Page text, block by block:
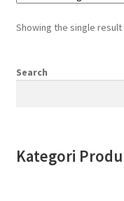
Showing the single result
Search
Kategori